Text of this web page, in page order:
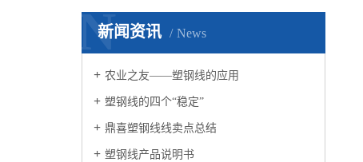
新闻资讯 News
N
农业之友——塑钢线的应用
塑钢线的四个“稳定”
鼎喜塑钢线线卖点总结
塑钢线产品说明书